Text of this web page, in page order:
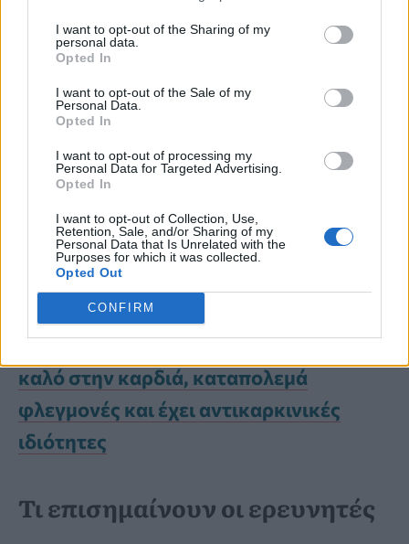
I want to opt-out of the Sharing of my
personal data.
Opted In
I want to opt-out of the Sale of my
Personal Data.
Opted In
I want to opt-out of processing my
Personal Data for Targeted Advertising.
Opted In
I want to opt-out of Collection, Use,
Retention, Sale, and/or Sharing of my
Personal Data that Is Unrelated with the
Purposes for which it was collected.
Opted Out
CONFIRM
ποσοστόεμφάνισηςδιαβήτη τύπου 2
Ειδικότερα, όταν οι τηγανητές πατάτες
γίνονταν αντικατάσταση από
δημητριακά ολικής άλεσης
ποσοστό
εμφάνισης
χαμηλότερο.Αντίθετα, η αντικατάσταση
της πατάτας με λευκό ρύζι συνδέθηκε με
αυξημένο κίνδυνο εμφάνισης της νόσου.
Το βιολετί χνάρι της φύσης που κάνει
καλό στην καρδιά, καταπολεμά
φλεγμονές και έχει αντικαρκινικές
ιδιότητες
Τι επισημαίνουν οι ερευνητές